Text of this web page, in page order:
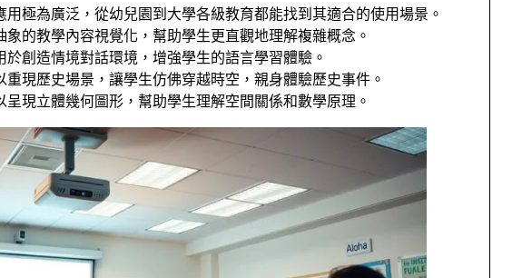
極為廣泛，從幼兒園到大學各級教育都能找到其適合的使用場景。
的教學內容視覺化，幫助學生更直觀地理解複雜概念。
創造情境對話環境，增強學生的語言學習體驗。
現歷史場景，讓學生仿佛穿越時空，親身體驗歷史事件。
現立體幾何圖形，幫助學生理解空間關係和數學原理。